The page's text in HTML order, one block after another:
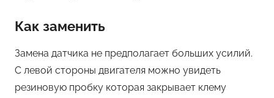
Как заменить
Замена датчика не предполагает больших усилий.
С левой стороны двигателя можно увидеть
резиновую пробку которая закрывает клему